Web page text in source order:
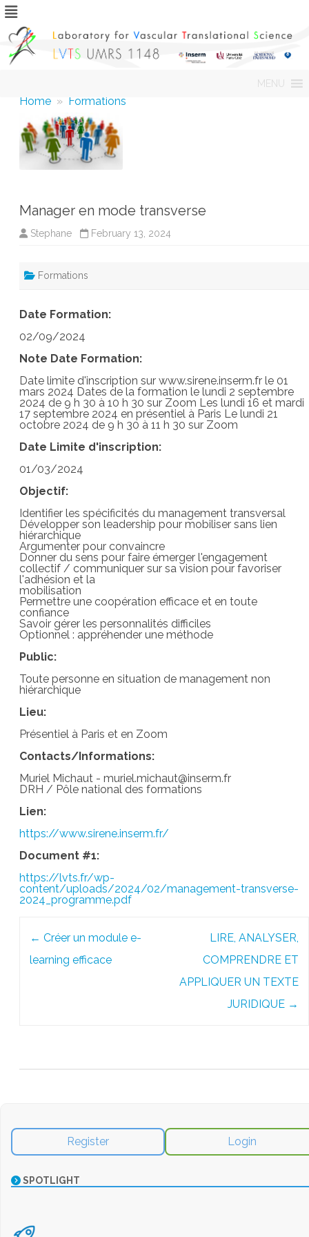
MENU
Home » Formations
Manager en mode transverse
Stephane February 13, 2024
Formations
Date Formation:
02/09/2024
Note Date Formation:
Date limite d'inscription sur www.sirene.inserm.fr le 01
mars 2024 Dates de la formation le lundi 2 septembre
2024 de 9 h 30 à 10 h 30 sur Zoom Les lundi 16 et mardi
17 septembre 2024 en présentiel à Paris Le lundi 21
octobre 2024 de 9 h 30 à 11 h 30 sur Zoom
Date Limite d'inscription:
01/03/2024
Objectif:
Identifier les spécificités du management transversal
Développer son leadership pour mobiliser sans lien
hiérarchique
Argumenter pour convaincre
Donner du sens pour faire émerger l'engagement
collectif / communiquer sur sa vision pour favoriser
l'adhésion et la
mobilisation
Permettre une coopération efficace et en toute
confiance
Savoir gérer les personnalités difficiles
Optionnel : appréhender une méthode
Public:
Toute personne en situation de management non
hiérarchique
Lieu:
Présentiel à Paris et en Zoom
Contacts/Informations:
Muriel Michaut - muriel.michaut@inserm.fr
DRH / Pôle national des formations
Lien:
https://www.sirene.inserm.fr/
Document #1:
https://lvts.fr/wp-
content/uploads/2024/02/management-transverse-
2024_programme.pdf
← Créer un module e-
learning efficace
LIRE, ANALYSER,
COMPRENDRE ET
APPLIQUER UN TEXTE
JURIDIQUE →
Register Login
SPOTLIGHT